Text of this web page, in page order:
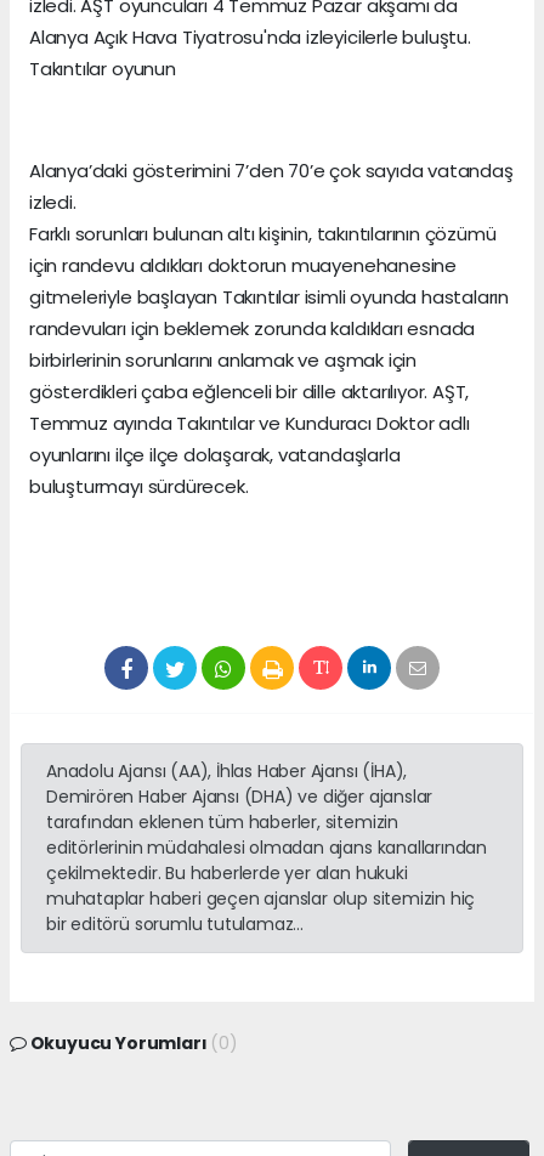
Alanya Açık Hava Tiyatrosu'nda izleyicilerle buluştu.
Takıntılar oyunun
Alanya’daki gösterimini 7’den 70’e çok sayıda vatandaş
izledi.
Farklı sorunları bulunan altı kişinin, takıntılarının çözümü
için randevu aldıkları doktorun muayenehanesine
gitmeleriyle başlayan Takıntılar isimli oyunda hastaların
randevuları için beklemek zorunda kaldıkları esnada
birbirlerinin sorunlarını anlamak ve aşmak için
gösterdikleri çaba eğlenceli bir dille aktarılıyor. AŞT,
Temmuz ayında Takıntılar ve Kunduracı Doktor adlı
oyunlarını ilçe ilçe dolaşarak, vatandaşlarla
buluşturmayı sürdürecek.
Anadolu Ajansı (AA), İhlas Haber Ajansı (İHA),
Demirören Haber Ajansı (DHA) ve diğer ajanslar
tarafından eklenen tüm haberler, sitemizin
editörlerinin müdahalesi olmadan ajans kanallarından
çekilmektedir. Bu haberlerde yer alan hukuki
muhataplar haberi geçen ajanslar olup sitemizin hiç
bir editörü sorumlu tutulamaz...
Okuyucu Yorumları (0)